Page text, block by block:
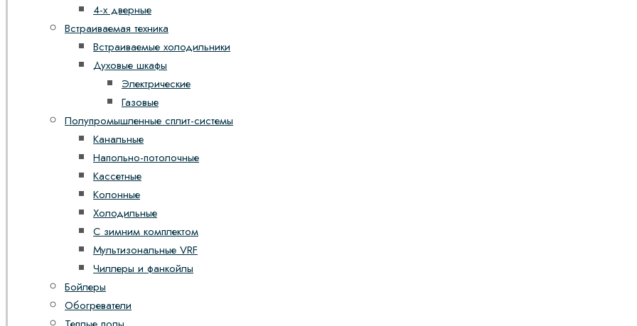
4-х дверные
Встраиваемая техника
Встраиваемые холодильники
Духовые шкафы
Электрические
Газовые
Полупромышленные сплит-системы
Канальные
Напольно-потолочные
Кассетные
Колонные
Холодильные
С зимним комплектом
Мультизональные VRF
Чиллеры и фанкойлы
Бойлеры
Обогреватели